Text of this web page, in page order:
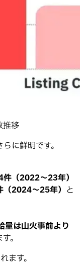
推移
に鮮明です。
件（2022〜23年）
2024〜25年） と
は山火事前より
。
ます。